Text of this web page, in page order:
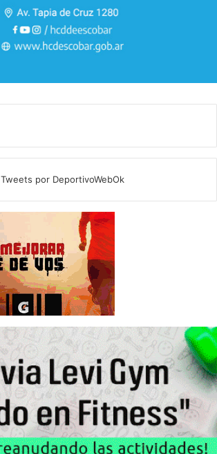
Tweets por DeportivoWebOk